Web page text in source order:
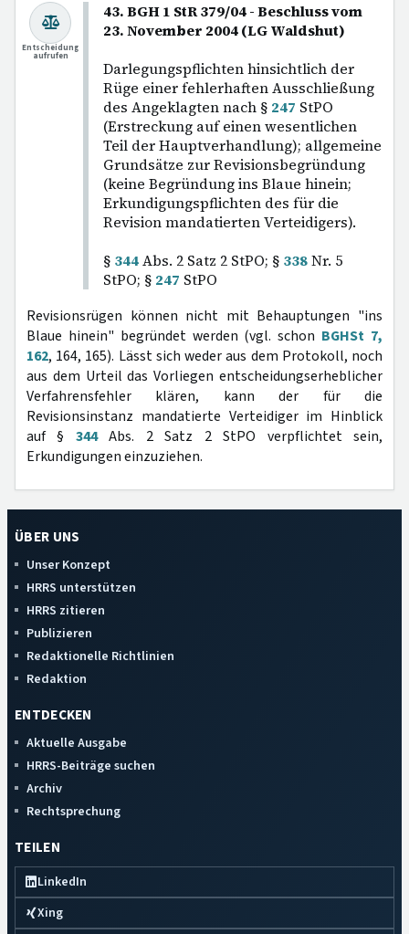
43. BGH 1 StR 379/04 - Beschluss vom
23. November 2004 (LG Waldshut)
Darlegungspflichten hinsichtlich der
Rüge einer fehlerhaften Ausschließung
des Angeklagten nach § 247 StPO
(Erstreckung auf einen wesentlichen
Teil der Hauptverhandlung); allgemeine
Grundsätze zur Revisionsbegründung
(keine Begründung ins Blaue hinein;
Erkundigungspflichten des für die
Revision mandatierten Verteidigers).
§ 344Abs. 2 Satz 2 StPO; § 338Nr. 5
StPO; § 247 StPO
Entscheidung
aufrufen
Revisionsrügen können nicht mit Behauptungen "ins
Blaue hinein" begründet werden (vgl. schon BGHSt 7,
162, 164, 165). Lässt sich weder aus dem Protokoll, noch
aus dem Urteil das Vorliegen entscheidungserheblicher
Verfahrensfehler klären, kann der für die
Revisionsinstanz mandatierte Verteidiger im Hinblick
auf § 344Abs. 2 Satz 2 StPO verpflichtet sein,
Erkundigungen einzuziehen.
ÜBER UNS
Unser Konzept
HRRS unterstützen
HRRS zitieren
Publizieren
Redaktionelle Richtlinien
Redaktion
ENTDECKEN
Aktuelle Ausgabe
HRRS-Beiträge suchen
Archiv
Rechtsprechung
TEILEN
LinkedIn
Xing